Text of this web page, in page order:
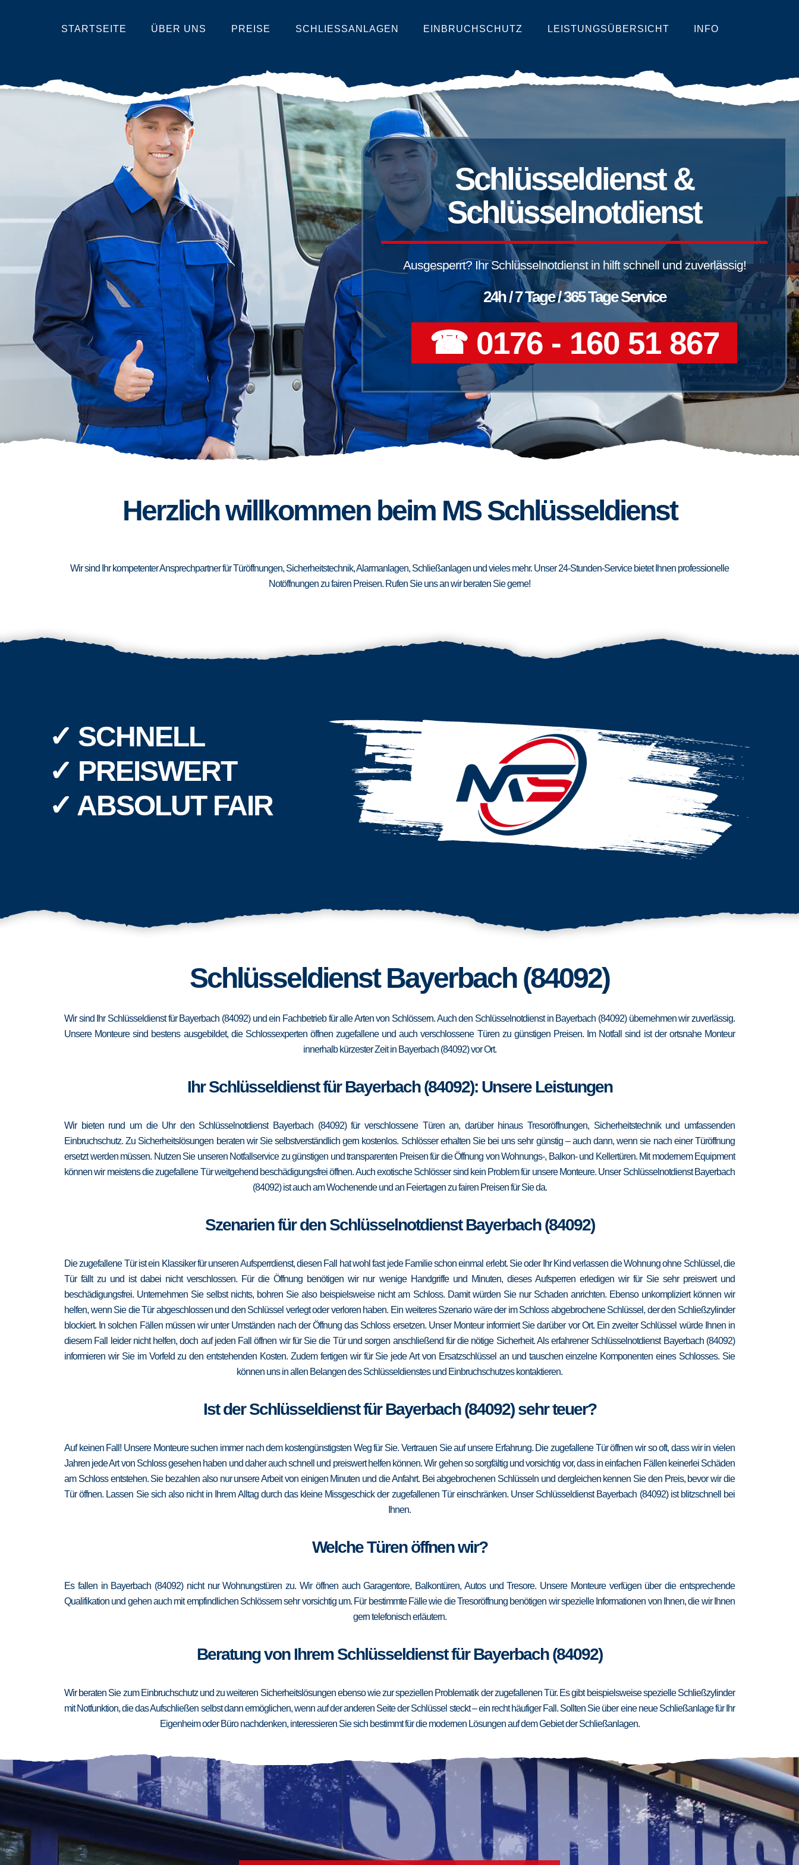
STARTSEITE ÜBER UNS PREISE SCHLIESSANLAGEN EINBRUCHSCHUTZ LEISTUNGSÜBERSICHT INFO
Schlüsseldienst &
Schlüsselnotdienst
Ausgesperrt? Ihr Schlüsselnotdienst in hilft schnell und zuverlässig!
24h / 7 Tage / 365 Tage Service
☎ 0176 - 160 51 867
Herzlich willkommen beim MS Schlüsseldienst
Wir sind Ihr kompetenter Ansprechpartner für Türöffnungen, Sicherheitstechnik, Alarmanlagen, Schließanlagen und vieles mehr. Unser 24-Stunden-Service bietet Ihnen professionelle
Notöffnungen zu fairen Preisen. Rufen Sie uns an wir beraten Sie gerne!
✓ SCHNELL
✓ PREISWERT
✓ ABSOLUT FAIR
Schlüsseldienst Bayerbach (84092)
Wir sind Ihr Schlüsseldienst für Bayerbach (84092) und ein Fachbetrieb für alle Arten von Schlössern. Auch den Schlüsselnotdienst in Bayerbach (84092) übernehmen wir zuverlässig.
Unsere Monteure sind bestens ausgebildet, die Schlossexperten öffnen zugefallene und auch verschlossene Türen zu günstigen Preisen. Im Notfall sind ist der ortsnahe Monteur
innerhalb kürzester Zeit in Bayerbach (84092) vor Ort.
Ihr Schlüsseldienst für Bayerbach (84092): Unsere Leistungen
Wir bieten rund um die Uhr den Schlüsselnotdienst Bayerbach (84092) für verschlossene Türen an, darüber hinaus Tresoröffnungen, Sicherheitstechnik und umfassenden
Einbruchschutz. Zu Sicherheitslösungen beraten wir Sie selbstverständlich gern kostenlos. Schlösser erhalten Sie bei uns sehr günstig – auch dann, wenn sie nach einer Türöffnung
ersetzt werden müssen. Nutzen Sie unseren Notfallservice zu günstigen und transparenten Preisen für die Öffnung von Wohnungs-, Balkon- und Kellertüren. Mit modernem Equipment
können wir meistens die zugefallene Tür weitgehend beschädigungsfrei öffnen. Auch exotische Schlösser sind kein Problem für unsere Monteure. Unser Schlüsselnotdienst Bayerbach
(84092) ist auch am Wochenende und an Feiertagen zu fairen Preisen für Sie da.
Szenarien für den Schlüsselnotdienst Bayerbach (84092)
Die zugefallene Tür ist ein Klassiker für unseren Aufsperrdienst, diesen Fall hat wohl fast jede Familie schon einmal erlebt. Sie oder Ihr Kind verlassen die Wohnung ohne Schlüssel, die
Tür fällt zu und ist dabei nicht verschlossen. Für die Öffnung benötigen wir nur wenige Handgriffe und Minuten, dieses Aufsperren erledigen wir für Sie sehr preiswert und
beschädigungsfrei. Unternehmen Sie selbst nichts, bohren Sie also beispielsweise nicht am Schloss. Damit würden Sie nur Schaden anrichten. Ebenso unkompliziert können wir
helfen, wenn Sie die Tür abgeschlossen und den Schlüssel verlegt oder verloren haben. Ein weiteres Szenario wäre der im Schloss abgebrochene Schlüssel, der den Schließzylinder
blockiert. In solchen Fällen müssen wir unter Umständen nach der Öffnung das Schloss ersetzen. Unser Monteur informiert Sie darüber vor Ort. Ein zweiter Schlüssel würde Ihnen in
diesem Fall leider nicht helfen, doch auf jeden Fall öffnen wir für Sie die Tür und sorgen anschließend für die nötige Sicherheit. Als erfahrener Schlüsselnotdienst Bayerbach (84092)
informieren wir Sie im Vorfeld zu den entstehenden Kosten. Zudem fertigen wir für Sie jede Art von Ersatzschlüssel an und tauschen einzelne Komponenten eines Schlosses. Sie
können uns in allen Belangen des Schlüsseldienstes und Einbruchschutzes kontaktieren.
Ist der Schlüsseldienst für Bayerbach (84092) sehr teuer?
Auf keinen Fall! Unsere Monteure suchen immer nach dem kostengünstigsten Weg für Sie. Vertrauen Sie auf unsere Erfahrung. Die zugefallene Tür öffnen wir so oft, dass wir in vielen
Jahren jede Art von Schloss gesehen haben und daher auch schnell und preiswert helfen können. Wir gehen so sorgfältig und vorsichtig vor, dass in einfachen Fällen keinerlei Schäden
am Schloss entstehen. Sie bezahlen also nur unsere Arbeit von einigen Minuten und die Anfahrt. Bei abgebrochenen Schlüsseln und dergleichen kennen Sie den Preis, bevor wir die
Tür öffnen. Lassen Sie sich also nicht in Ihrem Alltag durch das kleine Missgeschick der zugefallenen Tür einschränken. Unser Schlüsseldienst Bayerbach (84092) ist blitzschnell bei
Ihnen.
Welche Türen öffnen wir?
Es fallen in Bayerbach (84092) nicht nur Wohnungstüren zu. Wir öffnen auch Garagentore, Balkontüren, Autos und Tresore. Unsere Monteure verfügen über die entsprechende
Qualifikation und gehen auch mit empfindlichen Schlössern sehr vorsichtig um. Für bestimmte Fälle wie die Tresoröffnung benötigen wir spezielle Informationen von Ihnen, die wir Ihnen
gern telefonisch erläutern.
Beratung von Ihrem Schlüsseldienst für Bayerbach (84092)
Wir beraten Sie zum Einbruchschutz und zu weiteren Sicherheitslösungen ebenso wie zur speziellen Problematik der zugefallenen Tür. Es gibt beispielsweise spezielle Schließzylinder
mit Notfunktion, die das Aufschließen selbst dann ermöglichen, wenn auf der anderen Seite der Schlüssel steckt – ein recht häufiger Fall. Sollten Sie über eine neue Schließanlage für Ihr
Eigenheim oder Büro nachdenken, interessieren Sie sich bestimmt für die modernen Lösungen auf dem Gebiet der Schließanlagen.